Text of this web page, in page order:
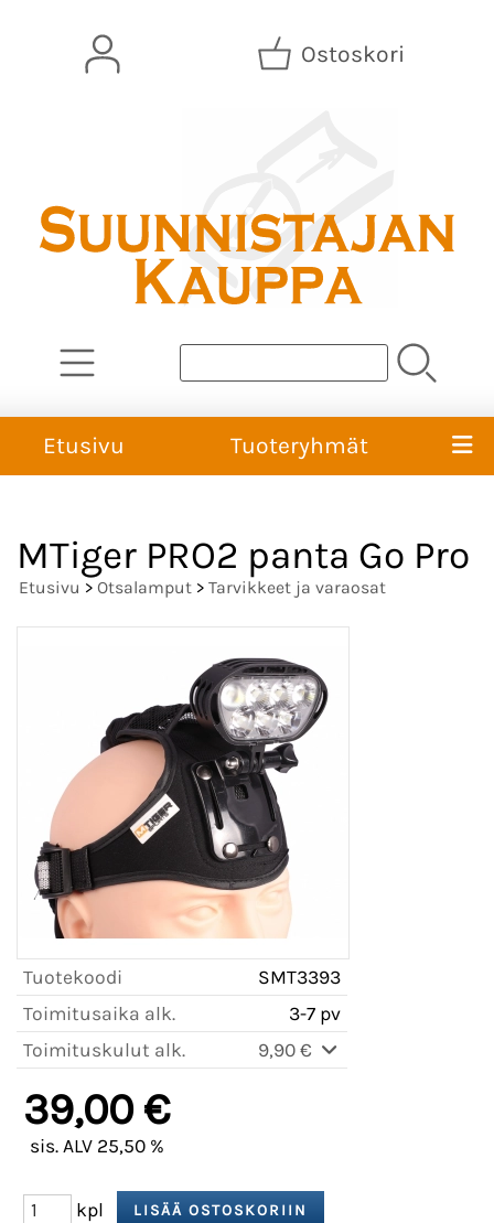
Ostoskori
Etusivu Tuoteryhmät
MTiger PRO2 panta Go Pro
Etusivu > Otsalamput > Tarvikkeet ja varaosat
Tuotekoodi
SMT3393
Toimitusaika alk.
3-7 pv
Toimituskulut alk.
9,90 €
39,00 €
sis. ALV 25,50 %
kpl